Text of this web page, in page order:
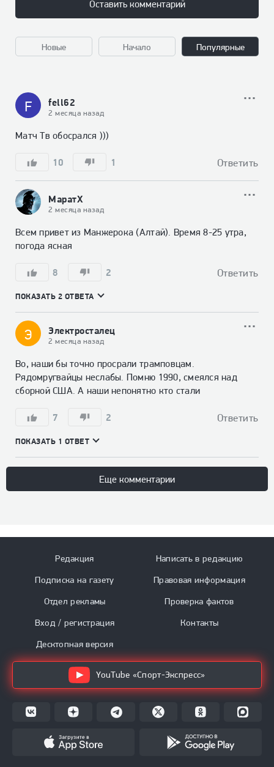
Оставить комментарий
Новые Начало Популярные
F fell62
2 месяца назад
Матч Тв обосрался )))
10 1 Ответить
МаратХ
2 месяца назад
Всем привет из Манжерока (Алтай). Время 8-25 утра,
погода ясная
8 2 Ответить
ПОКАЗАТЬ 2 ОТВЕТА
Э Электросталец
2 месяца назад
Во, наши бы точно просрали трамповцам.
Рядомругвайцы неслабы. Помню 1990, смеялся над
сборной США. А наши непонятно кто стали
7 2 Ответить
ПОКАЗАТЬ 1 ОТВЕТ
Еще комментарии
Редакция
Подписка на газету
Отдел рекламы
Вход / регистрация
Десктопная версия
Написать в редакцию
Правовая информация
Проверка фактов
Контакты
YouTube «Спорт-Экспресс»